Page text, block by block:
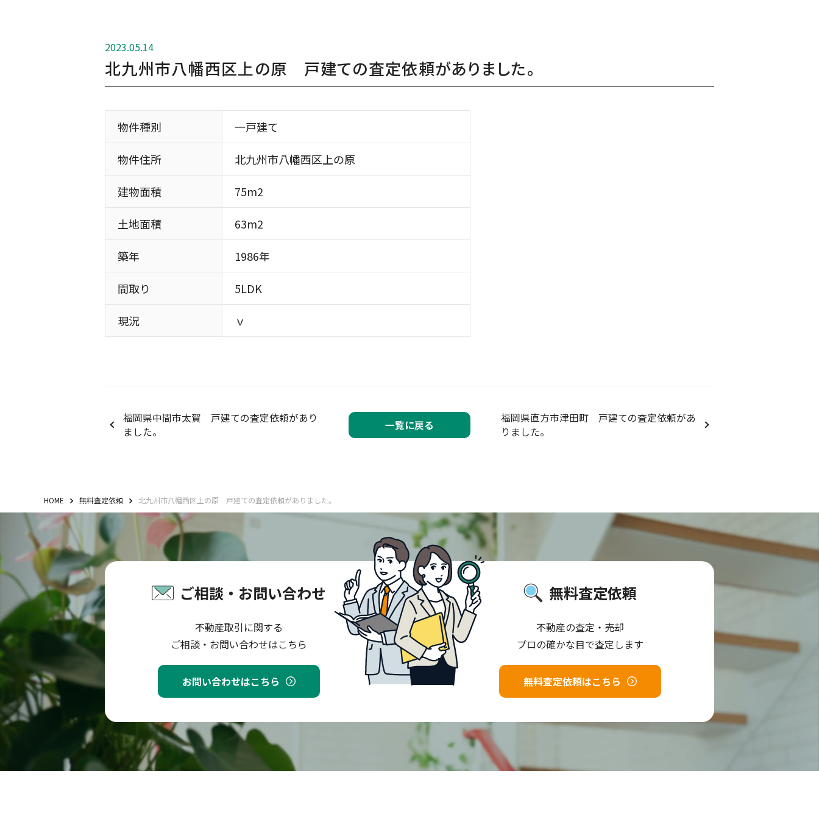
2023.05.14
北九州市八幡西区上の原 戸建ての査定依頼がありました。
物件種別 一戸建て
物件住所 北九州市八幡西区上の原
建物面積 75m2
土地面積 63m2
築年 1986年
間取り 5LDK
現況 ｖ
福岡県中間市太賀 戸建ての査定依頼があり
ました。
一覧に戻る
福岡県直方市津田町 戸建ての査定依頼があ
りました。
HOME 無料査定依頼 北九州市八幡西区上の原 戸建ての査定依頼がありました。
ご相談・お問い合わせ
不動産取引に関する
ご相談・お問い合わせはこちら
お問い合わせはこちら
無料査定依頼
不動産の査定・売却
プロの確かな目で査定します
無料査定依頼はこちら